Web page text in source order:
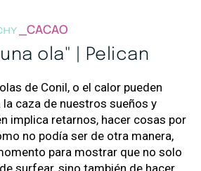
_CACAO
ola" | Pelican
de Conil, o el calor pueden
la caza de nuestros sueños y
implica retarnos, hacer cosas por
no podía ser de otra manera,
para mostrar que no solo
surfear, sino también de hacer